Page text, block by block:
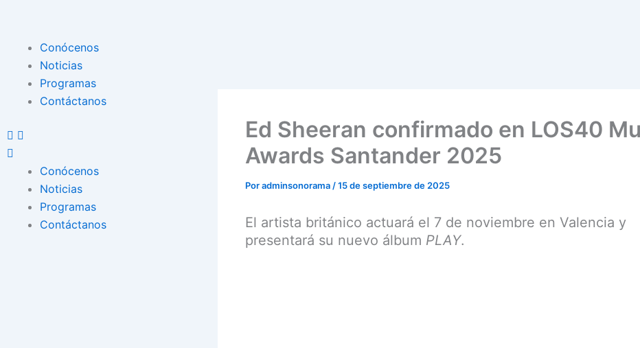
contenidoConócenos
Noticias
Programas
Contáctanos
Menu
Conócenos
Noticias
Programas
Contáctanos
Ed Sheeran confirmado en LOS40
Awards Santander 2025
Poradminsonorama /15 de septiembre de 2025
El artista británico actuará el 7 de noviembre en Valencia y
presentará su nuevo álbum PLAY.